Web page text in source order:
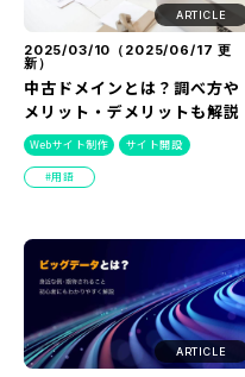
ARTICLE
2025/03/10（ 2025/06/17 更
新）
中古ドメインとは？調べ方や
メリット・デメリットも解説
Webサイト制作 サイト開設
用語
ARTICLE